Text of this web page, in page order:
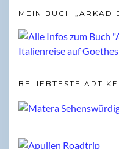
MEIN BUCH
BELIEBTESTE